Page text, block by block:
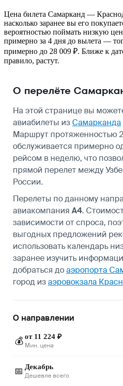
Цена билета Самарканд —
насколько заранее вы его
вероятностью поймать низкую
примерно за 4 дня до вылета —
примерно до 28 009 ₽. Ближе к
правило, растут.
О перелёте
На этой странице вы
авиабилеты изСамарканда
Маршрут протяженностью
обслуживается примерно
рейсом в неделю, что
прямой перелет между
России.
Перелеты по данному
авиакомпания A4.
зависимости от спроса,
выгодных предложений
использовать календарь
заранее изучить
добраться доаэропорта
город изаэровокзала
О направлении
💰 от 11 224 ₽
Мин. цена
📅 Декабрь
Дешевле всего